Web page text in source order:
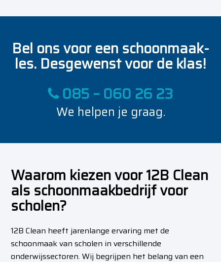
Bel ons voor een schoonmaak-
les. Desgewenst voor de klas!
085 – 060 26 23
We helpen je graag.
Waarom kiezen voor 12B Clean
als schoonmaakbedrijf voor
scholen?
12B Clean heeft jarenlange ervaring met de
schoonmaak van scholen in verschillende
onderwijssectoren. Wij begrijpen het belang van een